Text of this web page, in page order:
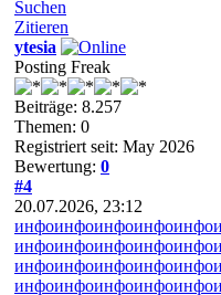
Suchen
Zitieren
ytesia
Posting Freak
Beiträge: 8.257
Themen: 0
Registriert seit: May 2026
Bewertung: 0
#4
20.07.2026, 23:12
инфоинфоинфоинфоинфо
инфоинфоинфоинфоинфо
инфоинфоинфоинфоинфо
инфоинфоинфоинфоинфо